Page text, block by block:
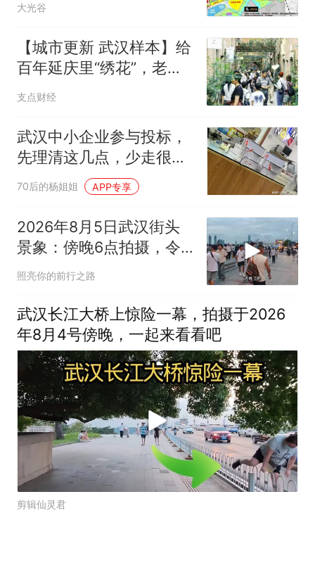
大光谷
【城市更新 武汉样本】给
百年延庆里“绣花”，老建
筑又“活”了
支点财经
武汉中小企业参与投标，
先理清这几点，少走很多
弯路
70后的杨姐姐 APP专享
2026年8月5日武汉街头
景象：傍晚6点拍摄，令
人难以置信
照亮你的前行之路
武汉长江大桥上惊险一幕，拍摄于2026
年8月4号傍晚，一起来看看吧
剪辑仙灵君